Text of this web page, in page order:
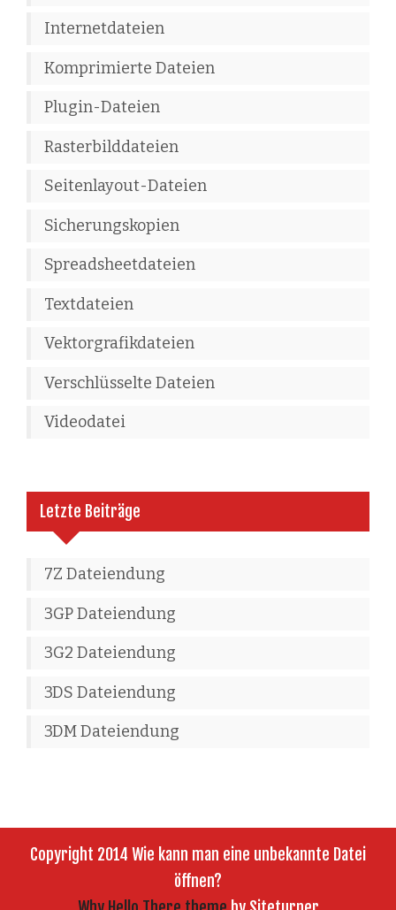
Internetdateien
Komprimierte Dateien
Plugin-Dateien
Rasterbilddateien
Seitenlayout-Dateien
Sicherungskopien
Spreadsheetdateien
Textdateien
Vektorgrafikdateien
Verschlüsselte Dateien
Videodatei
Letzte Beiträge
7Z Dateiendung
3GP Dateiendung
3G2 Dateiendung
3DS Dateiendung
3DM Dateiendung
Copyright 2014 Wie kann man eine unbekannte Datei
öffnen?